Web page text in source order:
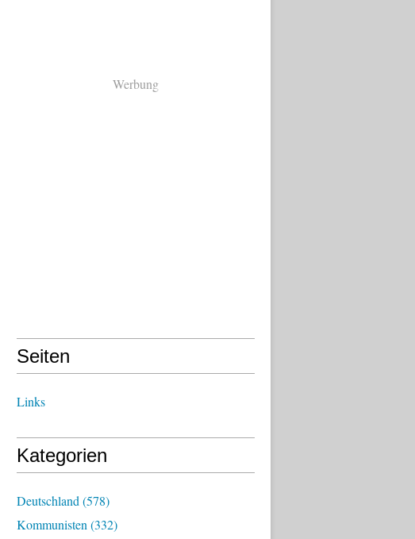
Werbung
Seiten
Links
Kategorien
Deutschland (578)
Kommunisten (332)